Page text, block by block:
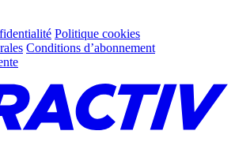
Politique cookies
Conditions d’abonnement